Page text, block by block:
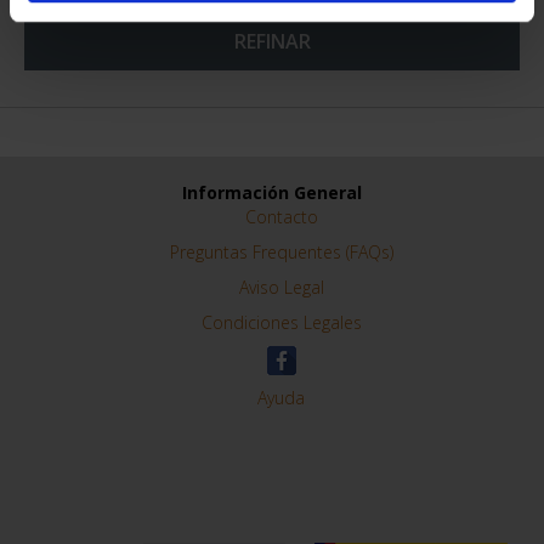
REFINAR
Información General
Contacto
Preguntas Frequentes (FAQs)
Aviso Legal
Condiciones Legales
Ayuda